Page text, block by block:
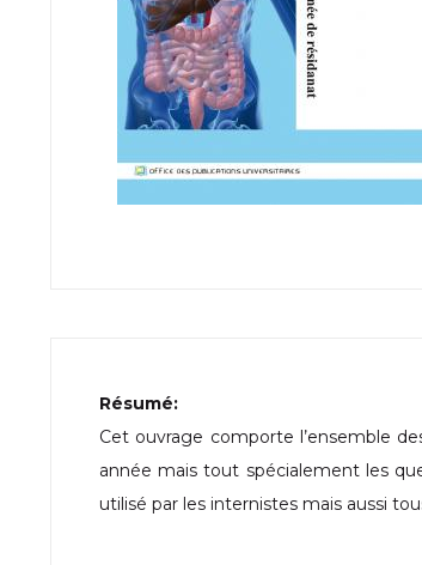
Résumé:
Cet ouvrage comporte l’ensemble
année mais tout spécialement les
utilisé par les internistes mais aussi